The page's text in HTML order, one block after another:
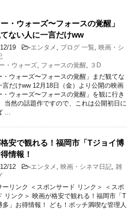
ー・ウォーズ〜フォースの覚醒」
ない人に一言だけww
19 -エンタメ ブログ 一覧 映画・シ
・ウォーズ フォースの覚醒
３D
・ウォーズ〜フォースの覚醒」まだ観てな
言だけww 12月18日（金）より公開の映画
・ウォーズ〜フォースの覚醒」を観に行き
当然の話題作ですので、これは公開初日に
…
安で観れる！福岡市「Tジョイ博
情報！
12 -エンタメ 映画・シネマ日記 雑
ーリンク ＜スポンサード リンク＞ ＜スポ
リンク＞ 映画が格安で観れる！福岡市「T
多」お得情報！ ども！ボッチ満喫な管理人